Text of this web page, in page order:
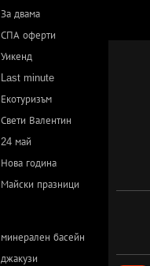
За двама
СПА оферти
Уикенд
Last minute
Екотуризъм
Свети Валентин
24 май
Нова година
Майски празници
минерален басейн
джакузи